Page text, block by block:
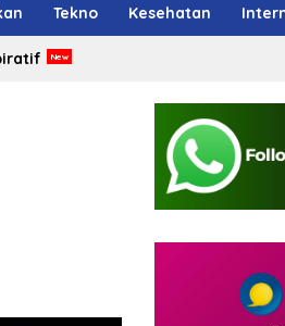
Tekno Kesehatan